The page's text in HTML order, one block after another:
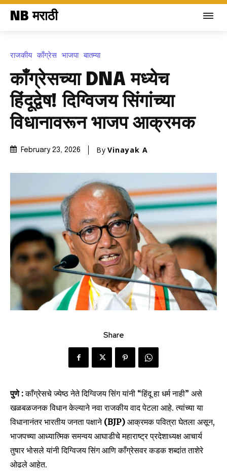
NB मराठी
राजकीय काँग्रेस भाजपा बातम्या
काँग्रेसच्या DNA मध्येच
हिंदूद्वेष! दिग्विजय सिंगांच्या
विधानावरून भाजप आक्रमक
February 23, 2026 By Vinayak A
Share
पुणे :काँग्रेसचे ज्येष्ठ नेते दिग्विजय सिंग यांनी “हिंदू हा धर्म नाही” असे
खळबळजनक विधान केल्याने नवा राजकीय वाद पेटला आहे. त्यांच्या या
विधानानंतर भारतीय जनता पक्षाने(BJP) आक्रमक पवित्रा घेतला असून,
भाजपच्या आध्यात्मिक समन्वय आघाडीचे महाराष्ट्र प्रदेशाध्यक्ष आचार्य
तुषार भोसले यांनी दिग्विजय सिंग आणि काँग्रेसवर कडक शब्दांत ताशेरे
ओढले आहेत.